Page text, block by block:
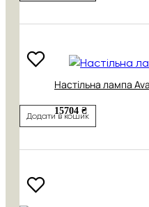
Настільна лампа
15704 ₴
Додати в кошик